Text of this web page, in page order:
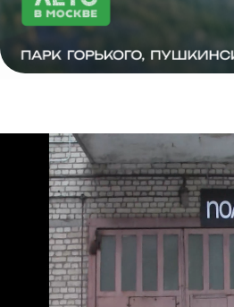
КАЛЕНДАРЬ
ПРЕДСТОЯЩИХ
МЕРОПРИЯТИЙ
15 – 16 авкуста 2026